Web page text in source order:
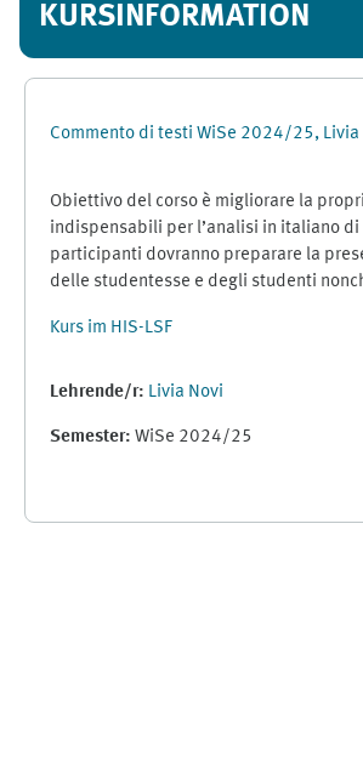
KURSINFORMATION
Commento di testi WiSe 2024/25, Livia
Obiettivo del corso è migliorare la
indispensabili per l’analisi in italiano
participanti dovranno preparare la
delle studentesse e degli studenti
Kurs im HIS-LSF
Lehrende/r: Livia Novi
Semester: WiSe 2024/25